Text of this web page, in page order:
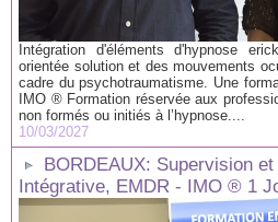
Intégration d'éléments d'hypnose
orientée solution et des mouvements
cadre du psychotraumatisme. Une
IMO ® Formation réservée aux
non formés ou initiés à l’hypnose....
10/03/2027
BORDEAUX: Supervision
Intégrative, EMDR - IMO ® 1